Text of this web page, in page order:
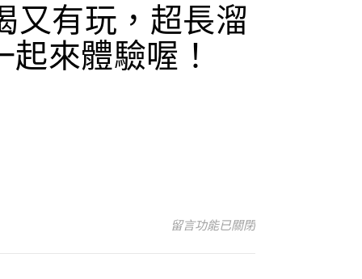
又有玩，超長溜
來體驗喔！
在〈宜蘭旅遊景點|譚酵天地觀光
留言功能已關閉